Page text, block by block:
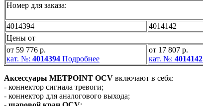
Номер для заказа:
4014394 4014142
Цены от
от 59 776 р.
кат. №: 4014394 Подробнее
от 17 807 р.
кат. №: 4014142
Аксессуары METPOINT OCV включают в себя:
- коннектор сигнала тревоги;
- коннектор для аналогового выхода;